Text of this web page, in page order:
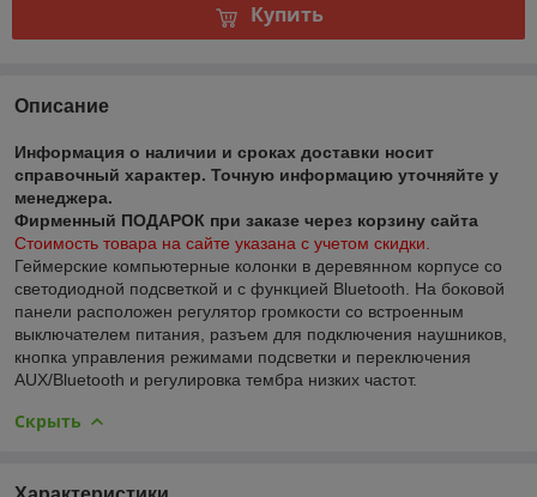
Купить
Описание
Информация о наличии и сроках доставки носит
справочный характер. Точную информацию уточняйте у
менеджера.
Фирменный ПОДАРОК при заказе через корзину сайта
Стоимость товара на сайте указана с учетом скидки.
Геймерские компьютерные колонки в деревянном корпусе со
светодиодной подсветкой и с функцией Bluetooth. На боковой
панели расположен регулятор громкости со встроенным
выключателем питания, разъем для подключения наушников,
кнопка управления режимами подсветки и переключения
AUX/Bluetooth и регулировка тембра низких частот.
Скрыть